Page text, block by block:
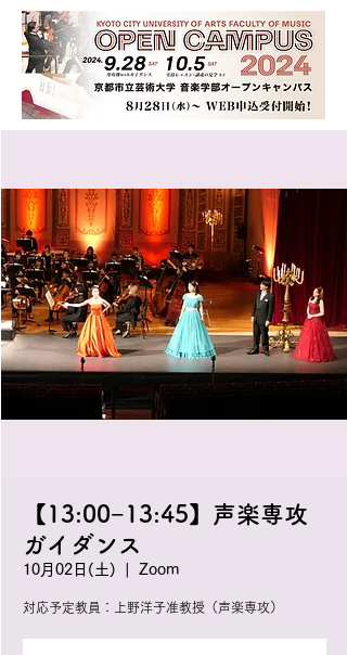
【13:00−13:45】声楽専攻
ガイダンス
10月02日(土) Zoom
対応予定教員：上野洋子准教授（声楽専攻）